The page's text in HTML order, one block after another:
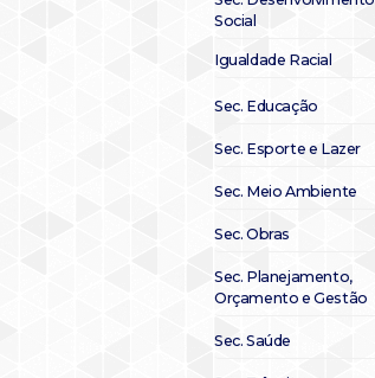
Social
Igualdade Racial
Sec. Educação
Sec. Esporte e Lazer
Sec. Meio Ambiente
Sec. Obras
Sec. Planejamento,
Orçamento e Gestão
Sec. Saúde